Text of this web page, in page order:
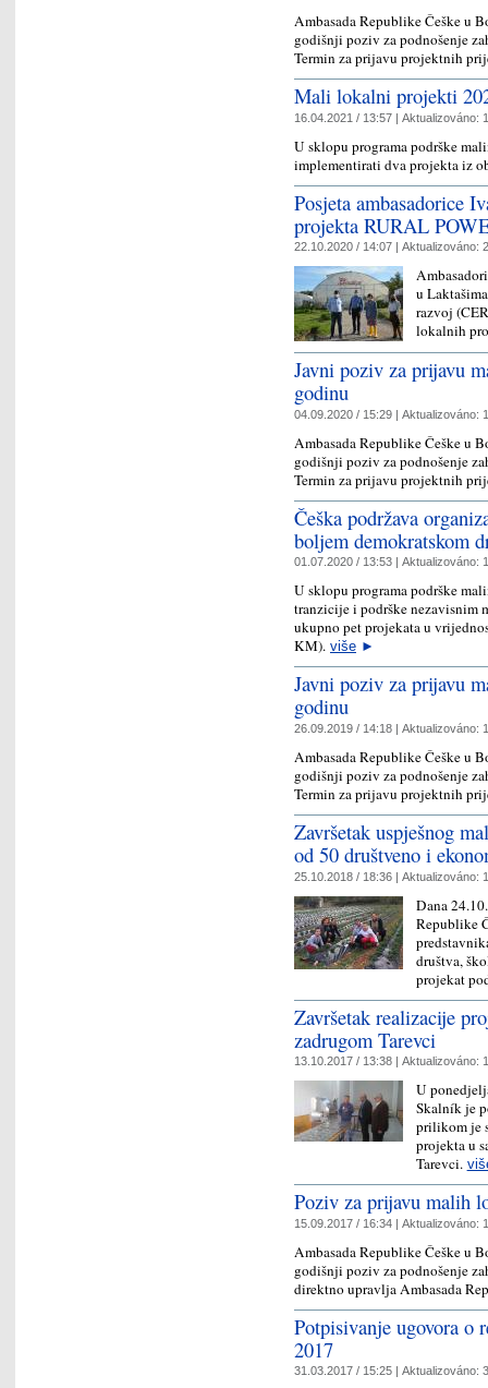
Ambasada Republike Češke u
godišnji poziv za podnošenje
Termin za prijavu projektnih
Mali lokalni projekti
16.04.2021 / 13:57 | Aktualizováno:
U sklopu programa podrške
implementirati dva projekta iz
Posjeta ambasadorice
projekta RURAL
22.10.2020 / 14:07 | Aktualizováno:
u
razvoj
lokalnih
Javni poziv za prijavu
godinu
04.09.2020 / 15:29 | Aktualizováno:
Ambasada Republike Češke u
godišnji poziv za podnošenje
Termin za prijavu projektnih
Češka podržava
boljem demokratskom
01.07.2020 / 13:53 | Aktualizováno:
U sklopu programa podrške
tranzicije i podrške nezavisnim
ukupno pet projekata u
KM). više ►
Javni poziv za prijavu
godinu
26.09.2019 / 14:18 | Aktualizováno:
Ambasada Republike Češke u
godišnji poziv za podnošenje
Termin za prijavu projektnih
Završetak uspješnog
od 50 društveno i
25.10.2018 / 18:36 | Aktualizováno:
Dana
Republike
društva,
projekat
Završetak realizacije
zadrugom Tarevci
13.10.2017 / 13:38 | Aktualizováno:
U
Skalník je
prilikom je
projekta u
Tarevci.
Poziv za prijavu malih
15.09.2017 / 16:34 | Aktualizováno:
Ambasada Republike Češke u
godišnji poziv za podnošenje
direktno upravlja Ambasada
Potpisivanje ugovora o
2017
31.03.2017 / 15:25 | Aktualizováno: